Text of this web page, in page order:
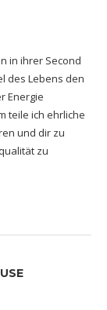
in ihrer Second
des Lebens den
Energie
teile ich ehrliche
und dir zu
zu